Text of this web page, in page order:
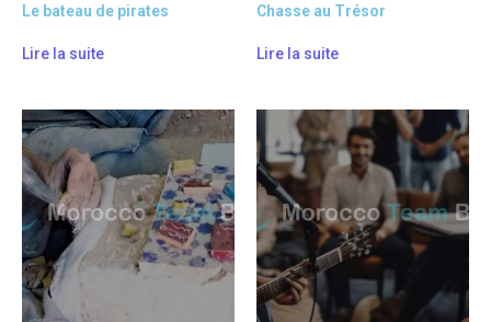
Le bateau de pirates
Lire la suite
Chasse au Trésor
Lire la suite